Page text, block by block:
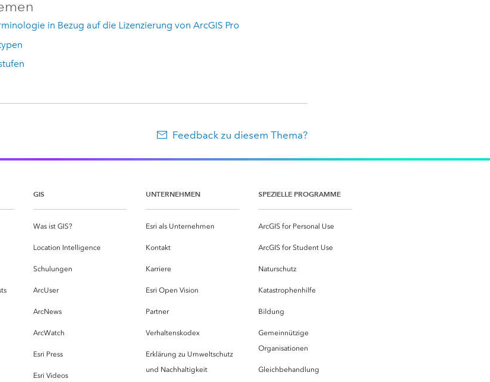
in Bezug auf die Lizenzierung von ArcGIS Pro
Feedback zu diesem Thema?
GIS
Was ist GIS?
Location Intelligence
Schulungen
ArcUser
ArcNews
ArcWatch
Esri Press
Esri Videos
UNTERNEHMEN
Esri als Unternehmen
Kontakt
Karriere
Esri Open Vision
Partner
Verhaltenskodex
Erklärung zu Umweltschutz
und Nachhaltigkeit
SPEZIELLE PROGRAMME
ArcGIS for Personal Use
ArcGIS for Student Use
Naturschutz
Katastrophenhilfe
Bildung
Gemeinnützige
Organisationen
Gleichbehandlung